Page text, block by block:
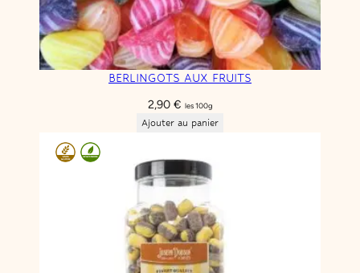
BERLINGOTS AUX FRUITS
2,90 € les 100g
Ajouter au panier